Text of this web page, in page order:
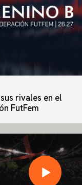
rivales en el
FutFem